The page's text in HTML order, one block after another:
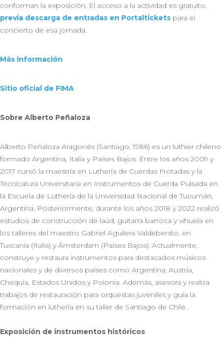
conforman la exposición. El acceso a la actividad es gratuito,
previa descarga de entradas en Portaltickets para el
concierto de esa jornada.
Más información
Sitio oficial de FIMA
Sobre Alberto Peñaloza
Alberto Peñaloza Aragonés (Santiago, 1986) es un luthier chileno
formado Argentina, Italia y Países Bajos. Entre los años 2009 y
2017 cursó la maestría en Luthería de Cuerdas Frotadas y la
Tecnicatura Universitaria en Instrumentos de Cuerda Pulsada en
la Escuela de Luthería de la Universidad Nacional de Tucumán,
Argentina. Posteriormente, durante los años 2018 y 2022 realizó
estudios de construcción de laúd, guitarra barroca y vihuela en
los talleres del maestro Gabriel Aguilera Valdebenito, en
Tuscania (Italia) y Ámsterdam (Países Bajos). Actualmente,
construye y restaura instrumentos para destacados músicos
nacionales y de diversos países como Argentina, Austria,
Chequia, Estados Unidos y Polonia. Además, asesora y realiza
trabajos de restauración para orquestas juveniles y guía la
formación en luthería en su taller de Santiago de Chile.
Exposición de instrumentos históricos